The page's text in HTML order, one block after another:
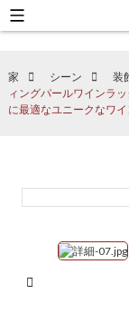
家 シーン 装
ィングパールワインラ
に最適なユニークなワ